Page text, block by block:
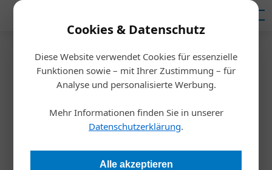
Cookies & Datenschutz
Diese Website verwendet Cookies für essenzielle
Funktionen sowie – mit Ihrer Zustimmung – für
Analyse und personalisierte Werbung.
Mehr Informationen finden Sie in unserer
Datenschutzerklärung.
Alle akzeptieren
Startseite/Meldungen
Niceshops eröffnet Standort in
Wien